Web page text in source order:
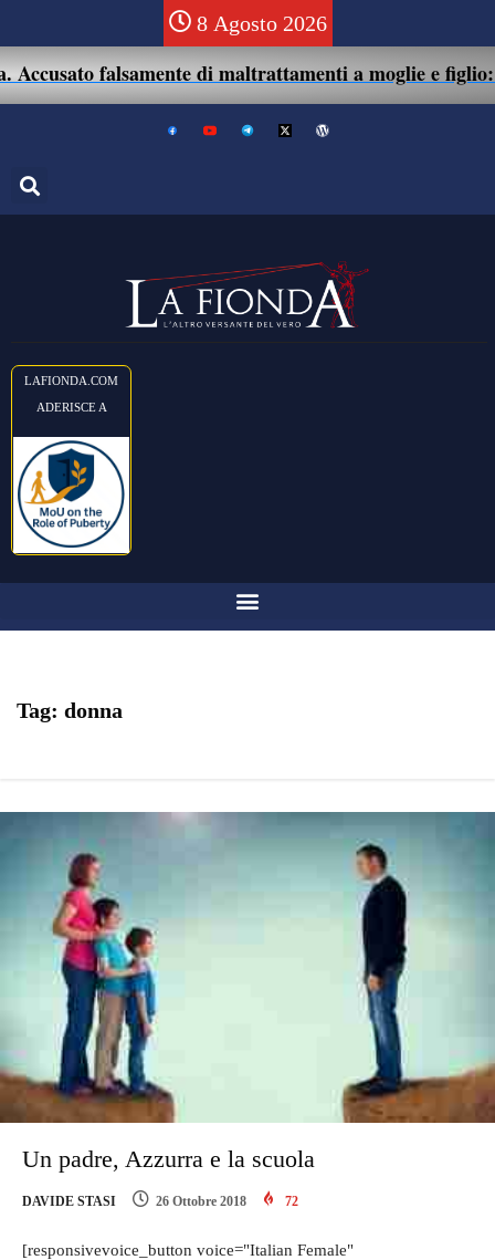
8 Agosto 2026
falsamente di maltrattamenti a moglie e figlio:
LAFIONDA.COM
ADERISCE A
Tag: donna
Un padre, Azzurra e la scuola
DAVIDE STASI 26 Ottobre 2018 72
[responsivevoice_button voice="Italian Female"